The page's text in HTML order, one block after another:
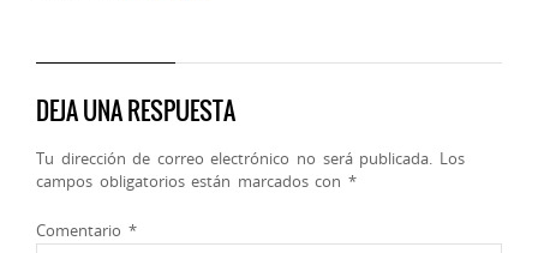
DEJA UNA RESPUESTA
Tu dirección de correo electrónico no será publicada. Los
campos obligatorios están marcados con *
Comentario *